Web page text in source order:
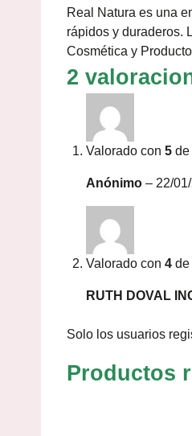
Real Natura es una
rápidos y duraderos.
Cosmética y
2
Valorado con 5 de
Anónimo – 22/
Valorado con 4 de
RUTH DOVAL
Solo los usuarios
Productos